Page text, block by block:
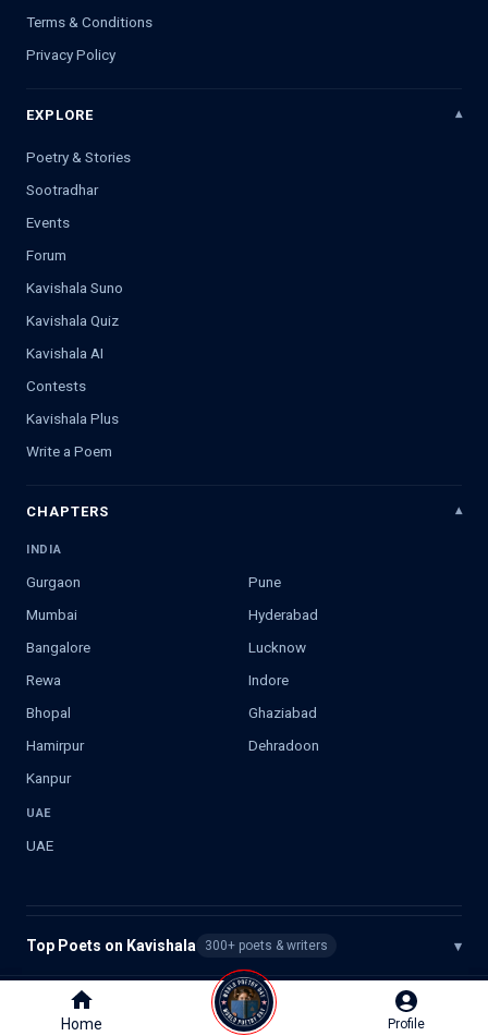
Home Profile
Home Profile
Terms & Conditions
Privacy Policy
EXPLORE
Poetry & Stories
Sootradhar
Events
Forum
Kavishala Suno
Kavishala Quiz
Kavishala AI
Contests
Kavishala Plus
Write a Poem
CHAPTERS
INDIA
Gurgaon
Pune
Mumbai
Hyderabad
Bangalore
Lucknow
Rewa
Indore
Bhopal
Ghaziabad
Hamirpur
Dehradoon
Kanpur
UAE
UAE
Top Poets on Kavishala 300+ poets & writers ▾
Kavishala. All rights reserved.